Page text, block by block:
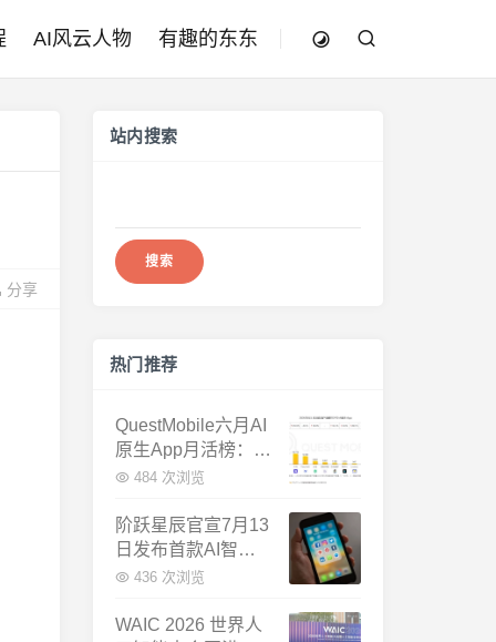
AI风云人物 有趣的东东
分享
站内搜索
热门推荐
QuestMobile六月AI
原生App月活榜：豆
包3.8亿断层第一，
倍
484 次浏览
阶跃星辰官宣7月13
日发布首款AI智能
体终端：大模型公
436 次浏览
WAIC 2026 世界人